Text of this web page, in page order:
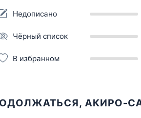
Недописано
Чёрный список
В избранном
АКИРО-